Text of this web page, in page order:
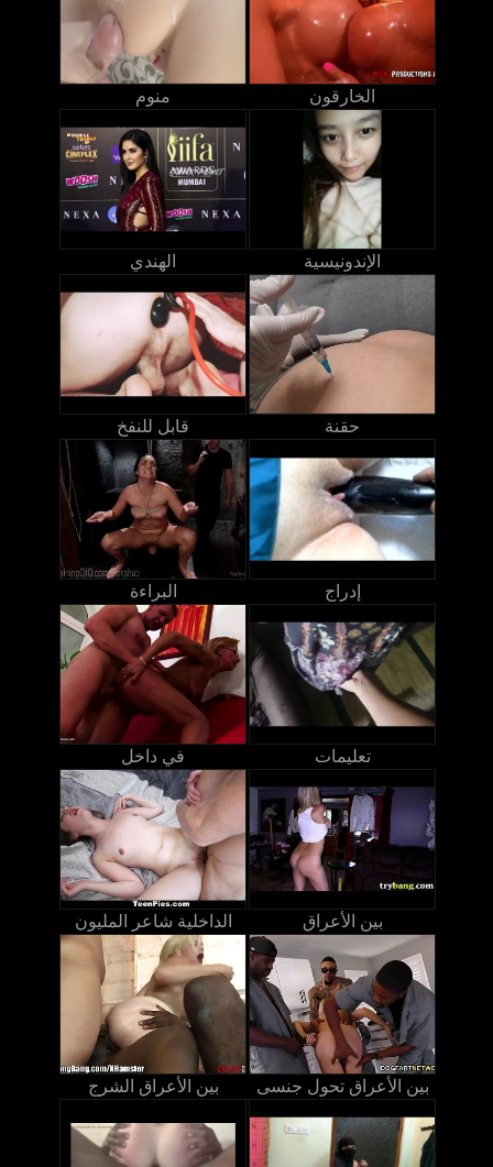
منوم الخارقون
الهندي الإندونيسية
قابل للنفخ حقنة
البراءة إدراج
في داخل تعليمات
الداخلية شاعر المليون بين الأعراق
بين الأعراق الشرج بين الأعراق تحول جنسى